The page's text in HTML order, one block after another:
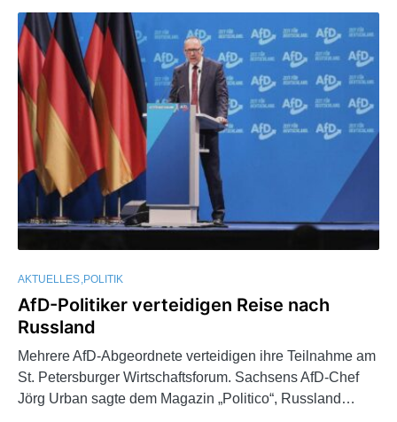
AKTUELLES POLITIK
AfD-Politiker verteidigen Reise nach
Russland
Mehrere AfD-Abgeordnete verteidigen ihre Teilnahme am
St. Petersburger Wirtschaftsforum. Sachsens AfD-Chef
Jörg Urban sagte dem Magazin „Politico“, Russland…